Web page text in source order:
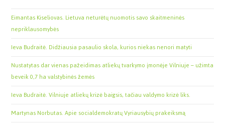
Eimantas Kiseliovas. Lietuva neturėtų nuomotis savo skaitmeninės
nepriklausomybės
Ieva Budraitė. Didžiausia pasaulio skola, kurios niekas nenori matyti
Nustatytas dar vienas pažeidimas atliekų tvarkymo įmonėje Vilniuje – užimta
beveik 0,7 ha valstybinės žemės
Ieva Budraitė. Vilniuje atliekų krizė baigsis, tačiau valdymo krizė liks.
Martynas Norbutas. Apie socialdemokratų Vyriausybių prakeiksmą